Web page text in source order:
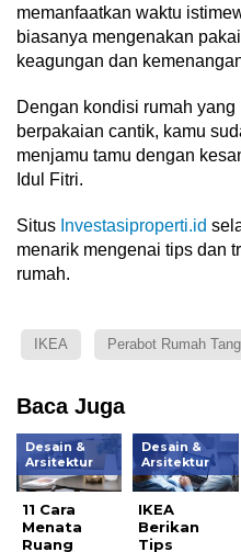
memanfaatkan waktu
biasanya mengenakan
keagungan dan
Dengan kondisi rumah
berpakaian cantik, kamu
menjamu tamu dengan
Idul Fitri.
Situs Investasiproperti.id
menarik mengenai tips dan
rumah.
IKEA Perabot Rumah
Baca Juga
Desain &
Arsitektur
11 Cara
Menata
Ruang
Desain &
Arsitektur
IKEA
Berikan
Tips